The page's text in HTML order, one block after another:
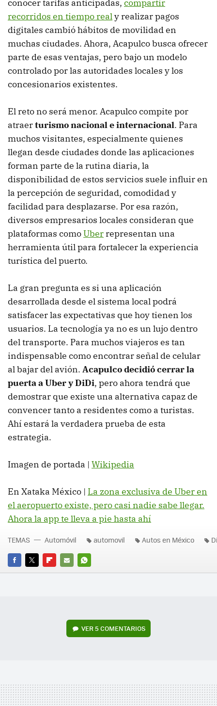
conocer tarifas anticipadas, compartir
recorridos en tiempo real y realizar pagos
digitales cambió hábitos de movilidad en
muchas ciudades. Ahora, Acapulco busca ofrecer
parte de esas ventajas, pero bajo un modelo
controlado por las autoridades locales y los
concesionarios existentes.
El reto no será menor. Acapulco compite por
atraerturismo nacional e internacional. Para
muchos visitantes, especialmente quienes
llegan desde ciudades donde las aplicaciones
forman parte de la rutina diaria, la
disponibilidad de estos servicios suele influir en
la percepción de seguridad, comodidad y
facilidad para desplazarse. Por esa razón,
diversos empresarios locales consideran que
plataformas comoUber representan una
herramienta útil para fortalecer la experiencia
turística del puerto.
La gran pregunta es si una aplicación
desarrollada desde el sistema local podrá
satisfacer las expectativas que hoy tienen los
usuarios. La tecnología ya no es un lujo dentro
del transporte. Para muchos viajeros es tan
indispensable como encontrar señal de celular
al bajar del avión. Acapulco decidió cerrar la
puerta a Uber y DiDi, pero ahora tendrá que
demostrar que existe una alternativa capaz de
convencer tanto a residentes como a turistas.
Ahí estará la verdadera prueba de esta
estrategia.
Imagen de portada | Wikipedia
En Xataka México | La zona exclusiva de Uber en
el aeropuerto existe, pero casi nadie sabe llegar.
Ahora la app te lleva a pie hasta ahí
FACEBOOK
TWITTERFLIPBOARD
E-
WHATSAPP
TEMAS Automóvil automovil Autos en México
VER 5 COMENTARIOS